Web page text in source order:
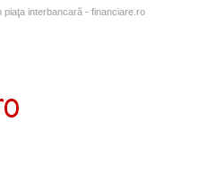
piaţa interbancară - financiare.ro